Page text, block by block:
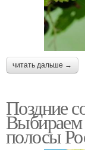
читать дальше →
Поздние
Выбираем
полосы